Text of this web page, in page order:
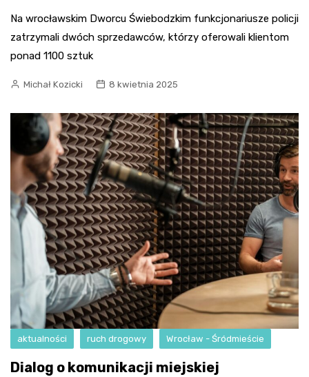
Na wrocławskim Dworcu Świebodzkim funkcjonariusze policji
zatrzymali dwóch sprzedawców, którzy oferowali klientom
ponad 1100 sztuk
Michał Kozicki 8 kwietnia 2025
aktualności ruch drogowy Wrocław - Śródmieście
Dialog o komunikacji miejskiej